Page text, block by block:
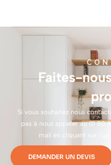
Faites-
Si vous souhaitez nous
pas à nous appeler au 01 80
mail en cliquant sur
DEMANDER UN DEVIS